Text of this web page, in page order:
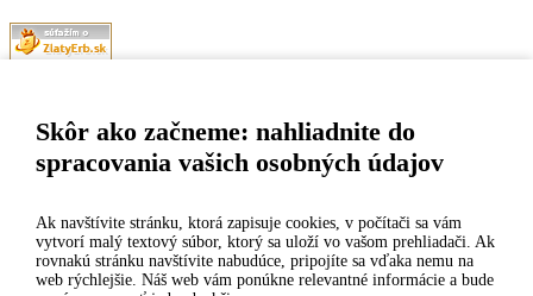
Skôr ako začneme: nahliadnite do
spracovania vašich osobných údajov
Ak navštívite stránku, ktorá zapisuje cookies, v počítači sa vám
vytvorí malý textový súbor, ktorý sa uloží vo vašom prehliadači. Ak
rovnakú stránku navštívite nabudúce, pripojíte sa vďaka nemu na
web rýchlejšie. Náš web vám ponúkne relevantné informácie a bude
MESTSKÁ ČASŤ BRATISLAVA-DÚBRAVKA
IČO: 00603406